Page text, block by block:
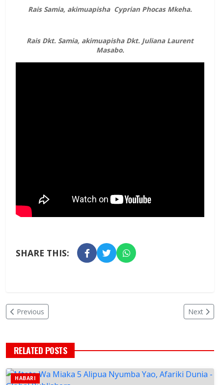
Rais Samia, akimuapisha Cyprian Phocas Mkeha.
Rais Dkt. Samia, akimuapisha Dkt. Juliana Laurent
Masabo.
SHARE THIS:
Previous Next
RELATED POSTS
HABARI